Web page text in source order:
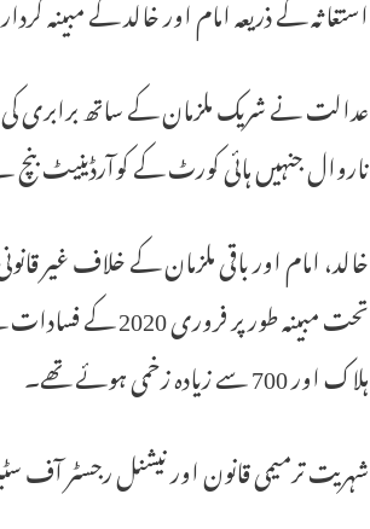
عدالت نے شریک ملزمان کے ساتھ برابری کی
ناروال جنہیں ہائی کورٹ کے کوآرڈینیٹ
خالد، امام اور باقی ملزمان کے خلاف
ہلاک اور 700 سے زیادہ زخمی ہوئے تھے۔
شہریت ترمیمی قانون اور نیشنل رجسٹر